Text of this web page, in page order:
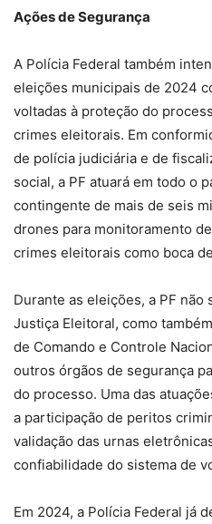
Ações de Segurança
A Polícia Federal também
eleições municipais de 2024
voltadas à proteção do
crimes eleitorais. Em
de polícia judiciária e de
social, a PF atuará em todo o
contingente de mais de seis
drones para monitoramento
crimes eleitorais como boca
Durante as eleições, a PF
Justiça Eleitoral, como
de Comando e Controle
outros órgãos de segurança
do processo. Uma das
a participação de peritos
validação das urnas
confiabilidade do sistema de
Em 2024, a Polícia Federal já